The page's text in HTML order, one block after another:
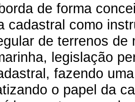
de forma
cadastral como
de terrenos
legislação
fazendo
o papel da